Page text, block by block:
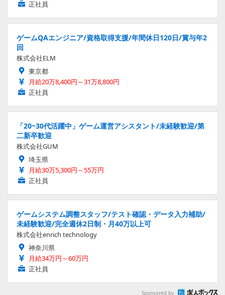
正社員
ゲームQAエンジニア/資格取得支援/年間休日120日/賞与年2
回
株式会社ELM
東京都
月給20万8,400円～31万8,800円
正社員
「20~30代活躍中」ゲーム運営アシスタント/未経験歓迎/第
二新卒歓迎
株式会社GUM
埼玉県
月給30万5,300円～55万円
正社員
ゲームシステム調整スタッフ/テスト確認・データ入力補助/
未経験歓迎/完全週休2日制・月40万以上可
株式会社enrich technology
神奈川県
月給34万円～60万円
正社員
Sponsored by